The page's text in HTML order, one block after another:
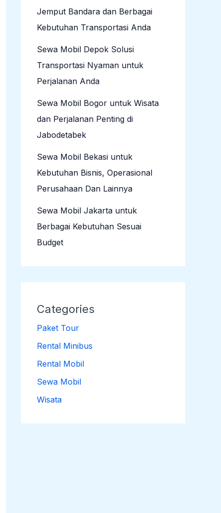
Jemput Bandara dan Berbagai
Kebutuhan Transportasi Anda
Sewa Mobil Depok Solusi
Transportasi Nyaman untuk
Perjalanan Anda
Sewa Mobil Bogor untuk Wisata
dan Perjalanan Penting di
Jabodetabek
Sewa Mobil Bekasi untuk
Kebutuhan Bisnis, Operasional
Perusahaan Dan Lainnya
Sewa Mobil Jakarta untuk
Berbagai Kebutuhan Sesuai
Budget
Categories
Paket Tour
Rental Minibus
Rental Mobil
Sewa Mobil
Wisata